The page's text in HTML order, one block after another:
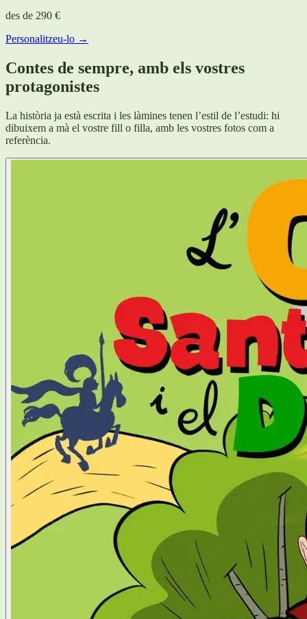
des de 290 €
Personalitzeu-lo →
Contes de sempre, amb els vostres
protagonistes
La història ja està escrita i les làmines tenen l’estil de l’estudi: hi
dibuixem a mà el vostre fill o filla, amb les vostres fotos com a
referència.